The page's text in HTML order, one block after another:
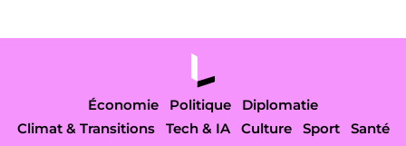
Économie Politique
Diplomatie
Climat & Transitions
Tech & IA Culture Sport Santé